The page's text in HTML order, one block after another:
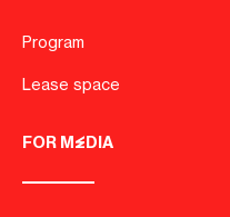
Program
Lease space
FOR MEDIA